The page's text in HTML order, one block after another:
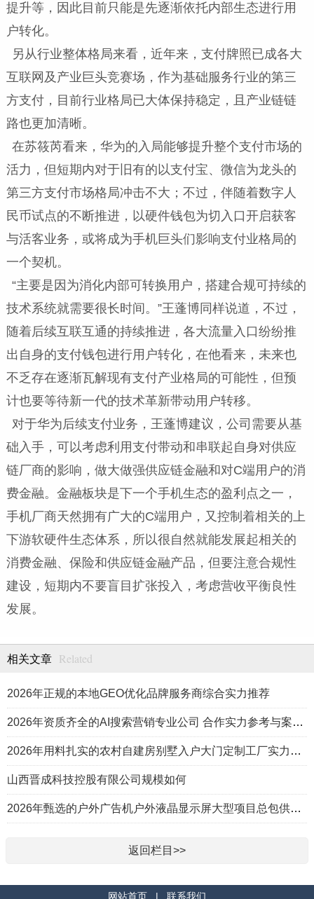
提升等，因此目前只能是先逐渐依托内部生态进行用
户转化。
另从行业整体格局来看，近年来，支付牌照已成各大
互联网及产业巨头竞赛场，作为基础服务行业的第三
方支付，目前行业格局已大体保持稳定，且产业链链
路也更加清晰。
在苏筱芮看来，华为的入局能够提升整个支付市场的
活力，但短期内对于旧有的以支付宝、微信为龙头的
第三方支付市场格局冲击不大；不过，伴随着数字人
民币试点的不断推进，以硬件钱包为切入口开启获客
与活客业务，或将成为手机巨头们影响支付业格局的
一个契机。
“主要是因为消化内部可转换用户，搭建合规可持续的
技术系统就需要很长时间。”王蓬博同样说道，不过，
随着后续互联互通的持续推进，各大流量入口纷纷推
出自身的支付钱包进行用户转化，在他看来，未来也
不乏存在逐渐瓦解现有支付产业格局的可能性，但预
计也要等待新一代的技术革新带动用户转移。
对于华为后续支付业务，王蓬博建议，公司需要从基
础入手，可以考虑利用支付带动和串联起自身对供应
链厂商的影响，做大做强供应链金融和对C端用户的消
费金融。金融板块是下一个手机生态的盈利点之一，
手机厂商天然拥有广大的C端用户，又控制着相关的上
下游软硬件生态体系，所以很自然就能发展起相关的
消费金融、保险和供应链金融产品，但要注意合规性
建设，短期内不要盲目扩张投入，考虑营收平衡良性
发展。
相关文章 Related
2026年正规的本地GEO优化品牌服务商综合实力推荐
2026年资质齐全的AI搜索营销专业公司 合作实力参考与案例盘点
2026年用料扎实的农村自建房别墅入户大门定制工厂实力公司推荐
山西晋成科技控股有限公司规模如何
2026年甄选的户外广告机户外液晶显示屏大型项目总包供应商推荐
返回栏目>>
网站首页 | 联系我们